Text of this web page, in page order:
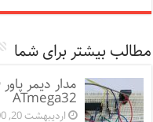
مطالب بیشتر برای شما
ATmega32
اردیبهشت 20, 1400